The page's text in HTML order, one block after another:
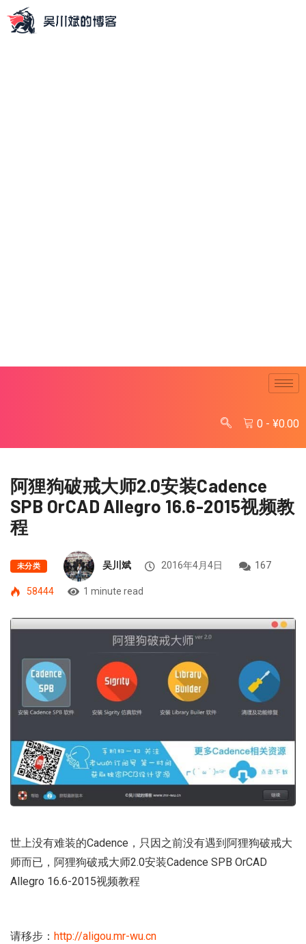
0 - ¥0.00
阿狸狗破戒大师2.0安装Cadence
SPB OrCAD Allegro 16.6-2015视频教
程
未分类 吴川斌 2016年4月4日 167
58444 1 minute read
世上没有难装的Cadence，只因之前没有遇到阿狸狗破戒大
师而已，阿狸狗破戒大师2.0安装Cadence SPB OrCAD
Allegro 16.6-2015视频教程
请移步： http://aligou.mr-wu.cn